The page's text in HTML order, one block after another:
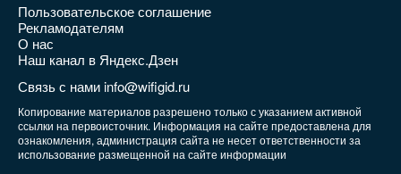
Пользовательское соглашение
Рекламодателям
О нас
Наш канал в Яндекс.Дзен
Связь с нами info@wifigid.ru
Копирование материалов разрешено только с указанием активной
ссылки на первоисточник. Информация на сайте предоставлена для
ознакомления, администрация сайта не несет ответственности за
использование размещенной на сайте информации